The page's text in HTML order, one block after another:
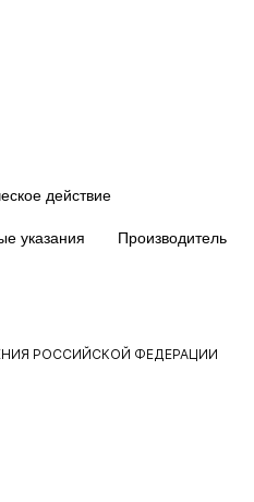
действие
указания Производитель
РОССИЙСКОЙ ФЕДЕРАЦИИ